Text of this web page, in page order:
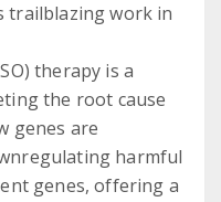
trailblazing work in
therapy is a
the root cause
genes are
harmful
genes, offering a